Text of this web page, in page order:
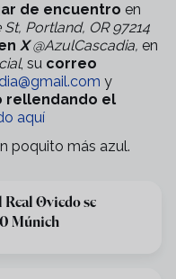
de encuentro en
Portland, OR 97214
X@AzulCascadia, en
, su correo
y
rellendando el
aquí
poquito más azul.
Real Oviedo se
Múnich